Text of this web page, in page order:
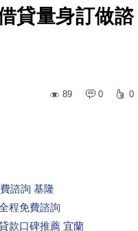
貸量身訂做諮
89
0 0
諮詢 基隆
程免費諮詢
款口碑推薦 宜蘭